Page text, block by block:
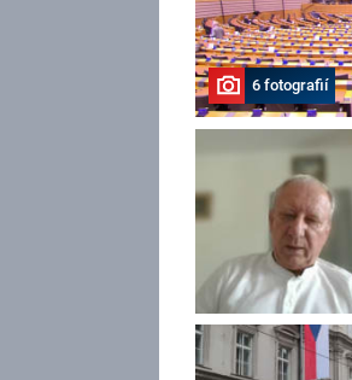
6 fotografií